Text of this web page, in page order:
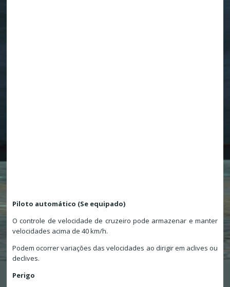
Piloto automático (Se equipado)
O controle de velocidade de cruzeiro pode armazenar e manter
velocidades acima de 40 km/h.
Podem ocorrer variações das velocidades ao dirigir em aclives ou
declives.
Perigo